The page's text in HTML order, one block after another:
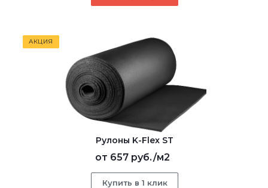
АКЦИЯ
Рулоны K-Flex ST
от 657 руб./м2
Купить в 1 клик